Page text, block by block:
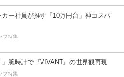
カー社員が推す「10万円台」神コスパ
プ特集
」腕時計で『VIVANT』の世界観再現
プ特集